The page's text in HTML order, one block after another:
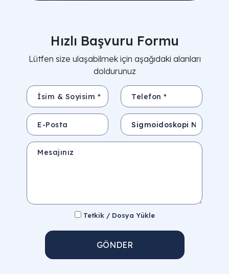
Hızlı Başvuru Formu
Lütfen size ulaşabilmek için aşağıdaki alanları
doldurunuz
İsim & Soyisim * Telefon *
E-Posta Konu
Mesajınız
Tetkik / Dosya Yükle
GÖNDER